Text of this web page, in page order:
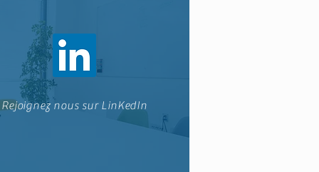
Rejoignez nous sur LinKedIn